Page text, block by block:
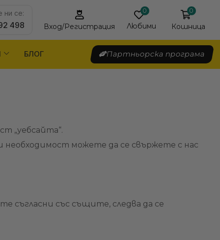
ни се:
498 Вход/Регистрация
0
Любими
0
Кошница
БЛОГ Партньорска програма
„уебсайта“.
необходимост можете да се свържете с нас
съгласни със същите, следва да се